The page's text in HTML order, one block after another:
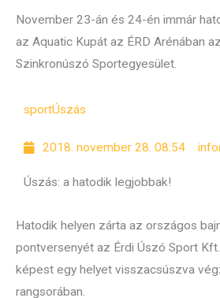
November 23-án és 24-én immár
az Aquatic Kupát az ÉRD Arénában
Szinkronúszó Sportegyesület.
sportÚszás
2018. november 28. 08:54
Úszás: a hatodik legjobbak!
Hatodik helyen zárta az országos
pontversenyét az Érdi Úszó Sport
képest egy helyet visszacsúszva
rangsorában.